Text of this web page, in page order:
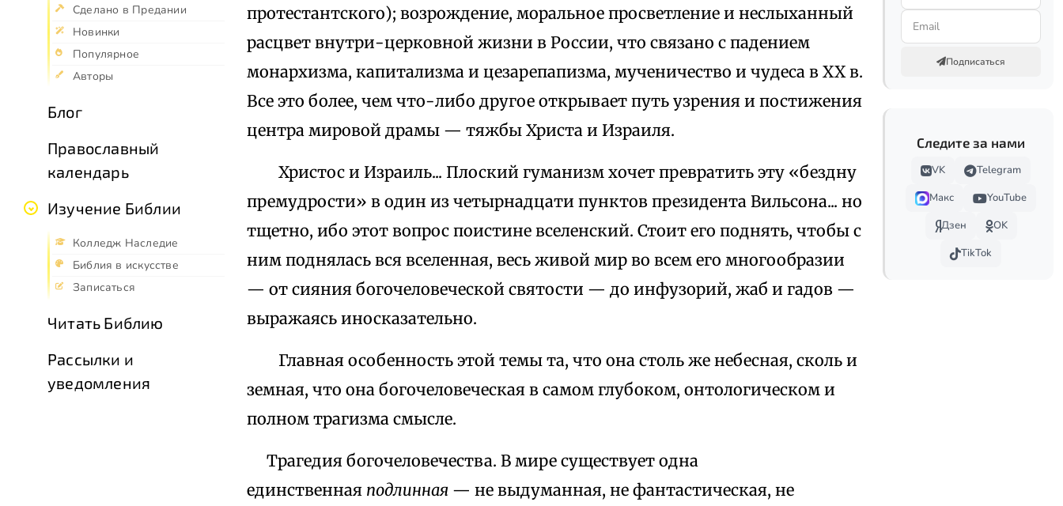
Сделано в Предании
Новинки
Популярное
Авторы
Блог
Православный
календарь
Изучение Библии
Колледж Наследие
Библия в искусстве
Записаться
Читать Библию
Рассылки и
уведомления
протестантского); возрождение, моральное просветление и неслыханный
расцвет внутри-церковной жизни в России, что связано с падением
монархизма, капитализма и цезарепапизма, мученичество и чудеса в XX в.
Все это более, чем что-либо другое открывает путь узрения и постижения
центра мировой драмы — тяжбы Христа и Израиля.
Христос и Израиль... Плоский гуманизм хочет превратить эту «бездну
премудрости» в один из четырнадцати пунктов президента Вильсона... но
тщетно, ибо этот вопрос поистине вселенский. Стоит его поднять, чтобы с
ним поднялась вся вселенная, весь живой мир во всем его многообразии
— от сияния богочеловеческой святости — до инфузорий, жаб и гадов —
выражаясь иносказательно.
Главная особенность этой темы та, что она столь же небесная, сколь и
земная, что она богочеловеческая в самом глубоком, онтологическом и
полном трагизма смысле.
Трагедия богочеловечества. В мире существует одна
единственная подлинная — не выдуманная, не фантастическая, не
Подписаться
Следите за нами
VK
Telegram
Макс
YouTube
Дзен
OK
TikTok